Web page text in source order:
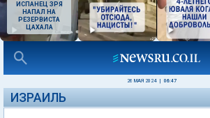
ИСПАНЕЦ ЗРЯ
НАПАЛ НА
РЕЗЕРВИСТА
ЦАХАЛА
26 МАЯ 2024 06:47
ИЗРАИЛЬ